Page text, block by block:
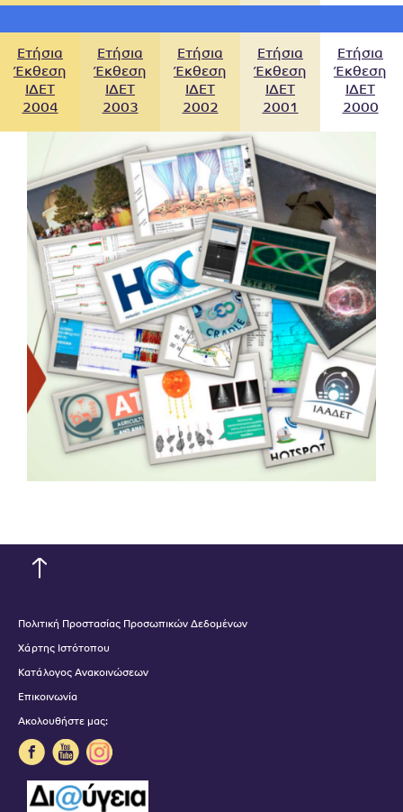
Ετήσια
Έκθεση
ΙΔΕΤ
2004
Ετήσια
Έκθεση
ΙΔΕΤ
2003
Ετήσια
Έκθεση
ΙΔΕΤ
2002
Ετήσια
Έκθεση
ΙΔΕΤ
2001
Ετήσια
Έκθεση
ΙΔΕΤ
2000
Πολιτική Προστασίας Προσωπικών Δεδομένων
Χάρτης Ιστότοπου
Κατάλογος Ανακοινώσεων
Επικοινωνία
Ακολουθήστε μας: